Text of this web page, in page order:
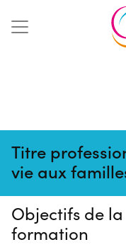
Titre
vie aux
Pas de
ce moment
Objectifs de la
formation